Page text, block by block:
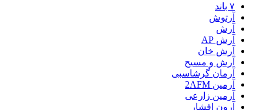
۷ باند
آرتوش
آرش
آرش AP
آرش خان
آرش و مسیح
آرمان گرشاسبی
آرمین 2AFM
آرمین زارعی
آرون افشار